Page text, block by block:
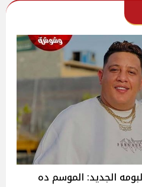
الجديد: الموسم ده